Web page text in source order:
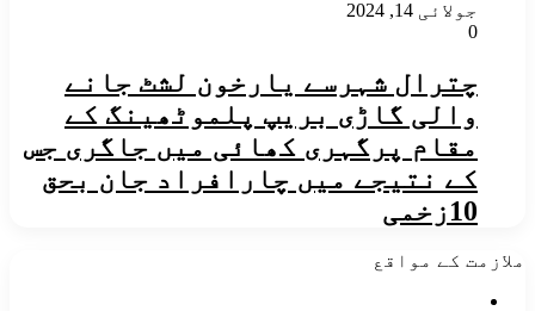
جولائی 14, 2024
0
چترال شہرسے یارخون لشٹ جانے
والی گاڑی بریپ پلموٹھینگ کے
مقام پرگہری کھائی میں جاگری جس
کے نتیجے میں چارافراد جان بحق
10زخمی
ملازمت کے مواقع